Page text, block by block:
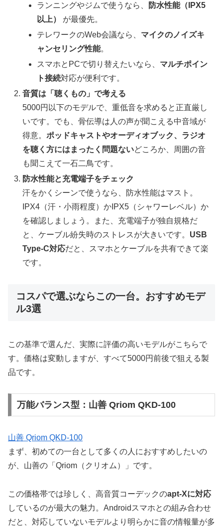
ランニングやジムで使うなら、
防水性能（IPX5
以上）
が最優先。
テレワークのWeb会議なら、 マイクのノイズキ
ャンセリング性能。
スマホとPCで切り替えたいなら、 マルチポイン
ト接続対応が便利です。
音質は「聴くもの」で考える
5000円以下のモデルで、重低音を求めると正直厳し
いです。でも、骨伝導は人の声が聞こえる中音域が
得意。ポッドキャストやオーディオブック、ラジオ
を聴く方にはまったく問題ないどころか、周囲の音
も聞こえて一石二鳥です。
防水性能と充電端子をチェック
汗をかくシーンで使うなら、防水性能はマスト。
IPX4（汗・小雨程度）かIPX5（シャワーレベル）か
を確認しましょう。また、充電端子が独自規格だ
と、ケーブル紛失時のストレスが大きいです。 USB
Type-C対応だと、スマホとケーブルを共有できて楽
です。
コスパで選ぶならこの一台。おすすめモデ
ル3選
この基準で選んだ、実際に評価の高いモデルがこちらで
す。価格は変動しますが、すべて5000円前後で狙える製
品です。
万能バランス型：山善 Qriom QKD-100
山善 Qriom QKD-100
まず、初めての一台として多くの人におすすめしたいの
が、山善の「Qriom（クリオム）」です。
この価格帯では珍しく、高音質コーデックのapt-Xに対応
しているのが最大の魅力。Androidスマホとの組み合わせ
だと、対応していないモデルより明らかに音の情報量が多